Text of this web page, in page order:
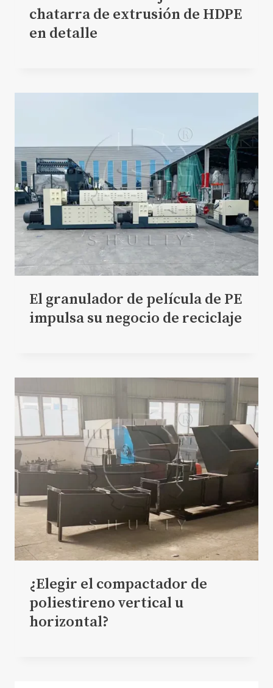
chatarra de extrusión de HDPE
en detalle
El granulador de película de PE
impulsa su negocio de reciclaje
¿Elegir el compactador de
poliestireno vertical u
horizontal?